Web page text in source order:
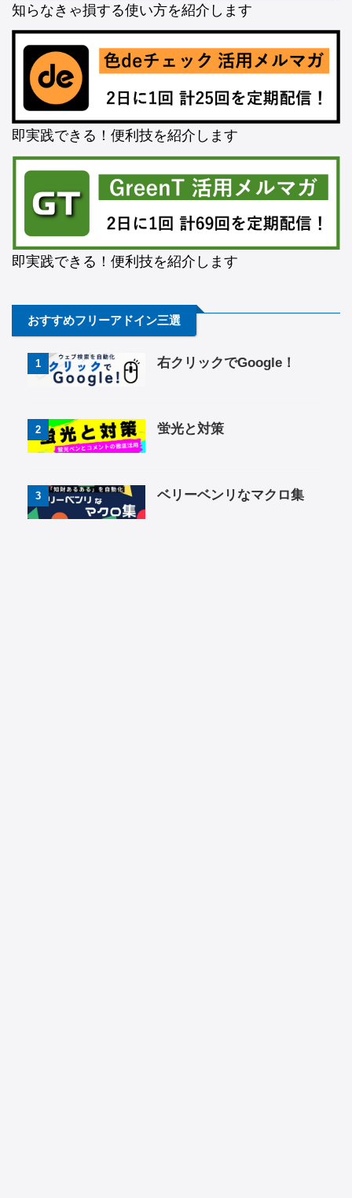
知らなきゃ損する使い方を紹介します
即実践できる！便利技を紹介します
即実践できる！便利技を紹介します
おすすめフリーアドイン三選
1 右クリックでGoogle！
2 蛍光と対策
3 ベリーベンリなマクロ集